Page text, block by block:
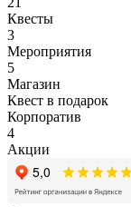
Квесты
3
Мероприятия
5
Магазин
Квест в подарок
Корпоратив
4
Акции